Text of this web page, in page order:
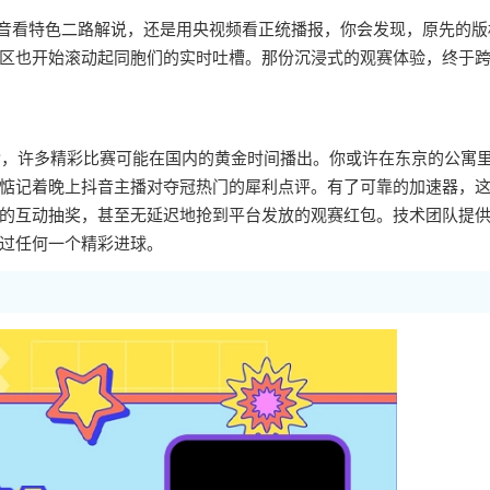
特色二路解说，还是用央视频看正统播报，你会发现，原先的
也开始滚动起同胞们的实时吐槽。那份沉浸式的观赛体验，终于
许多精彩比赛可能在国内的黄金时间播出。你或许在东京的公寓
记着晚上抖音主播对夺冠热门的犀利点评。有了可靠的加速器，
互动抽奖，甚至无延迟地抢到平台发放的观赛红包。技术团队提
任何一个精彩进球。